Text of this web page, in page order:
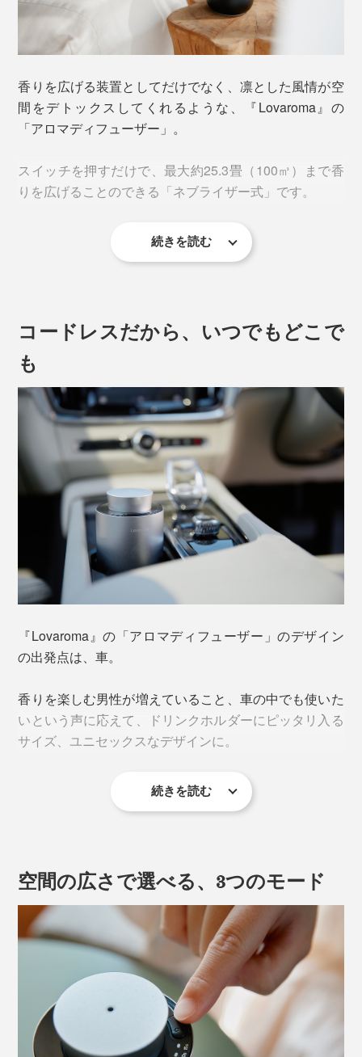
香りを広げる装置としてだけでなく、凛とした風情が空
間をデトックスしてくれるような、『Lovaroma』の
「アロマディフューザー」。
スイッチを押すだけで、最大約25.3畳（100㎥）まで香
りを広げることのできる「ネブライザー式」です。
「ネブライザー式」とは、空気の圧力によって香りを広
式、気化式など、さまざまなタイプがありますが、「ネ
ブライザー式」の拡散力はトップクラスです。
リビングでスイッチを入れて、ほんの数分後、帰宅した
家族が「ただいま」の代わりに「いい香りだね〜」と言
いながらリビングに入ってくるほど。
家はもちろん、お店やオフィスなど、広めの空間を香ら
せるのにも適しています。
が増える心配もナシ。お気に入りのアロマオイルそのま
まの香りを楽しめます。
続きを読む
コードレスだから、いつでもどこで
も
『Lovaroma』の「アロマディフューザー」のデザイン
の出発点は、車。
香りを楽しむ男性が増えていること、車の中でも使いた
いという声に応えて、ドリンクホルダーにピッタリ入る
サイズ、ユニセックスなデザインに。
必然的に、電源は充電式のコードレス。リビング、書
続きを読む
空間の広さで選べる、3つのモード